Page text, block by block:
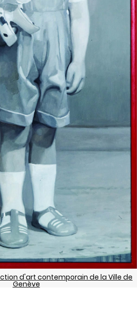
d'art contemporain de la Ville de
Genève